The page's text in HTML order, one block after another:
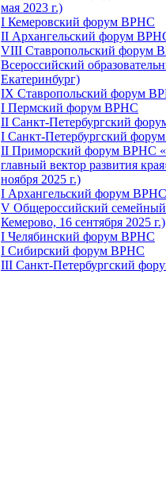
мая 2023 г.)
I Кемеровский форум ВРНС
II Архангельский форум
VIII Ставропольский форум
Всероссийский
Екатеринбург)
IX Ставропольский форум
I Пермский форум ВРНС
II Санкт-Петербургский
I Санкт-Петербургский
II Приморский форум ВРНС
главный вектор развития
ноября 2025 г.)
I Архангельский форум ВРНС
V Общероссийский
Кемерово, 16 сентября 2025 г.)
I Челябинский форум ВРНС
I Сибирский форум ВРНС
III Санкт-Петербургский